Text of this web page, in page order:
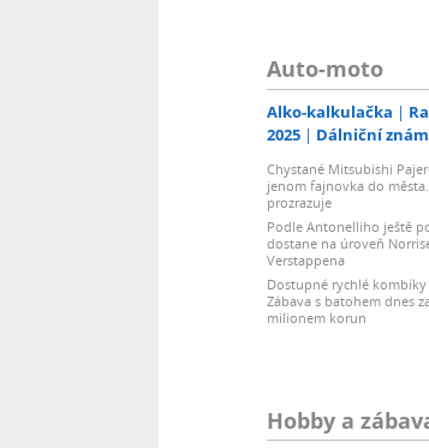
Auto-moto
Alko-kalkulačka
2025
Dálniční
Chystané Mitsubishi
jenom fajnovka do
prozrazuje
Podle Antonelliho ještě
dostane na úroveň
Verstappena
Dostupné rychlé
Zábava s batohem dnes
milionem korun
Hobby a